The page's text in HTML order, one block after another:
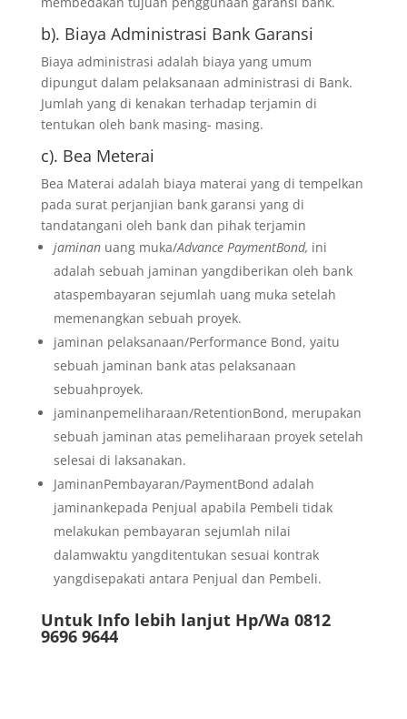
b). Biaya Administrasi Bank Garansi
Biaya administrasi adalah biaya yang umum
dipungut dalam pelaksanaan administrasi di Bank.
Jumlah yang di kenakan terhadap terjamin di
tentukan oleh bank masing- masing.
c). Bea Meterai
Bea Materai adalah biaya materai yang di tempelkan
pada surat perjanjian bank garansi yang di
tandatangani oleh bank dan pihak terjamin
jaminan uang muka/Advance PaymentBond, ini
adalah sebuah jaminan yangdiberikan oleh bank
ataspembayaran sejumlah uang muka setelah
memenangkan sebuah proyek.
jaminan pelaksanaan/Performance Bond, yaitu
sebuah jaminan bank atas pelaksanaan
sebuahproyek.
jaminanpemeliharaan/RetentionBond, merupakan
sebuah jaminan atas pemeliharaan proyek setelah
selesai di laksanakan.
JaminanPembayaran/PaymentBond adalah
jaminankepada Penjual apabila Pembeli tidak
melakukan pembayaran sejumlah nilai
dalamwaktu yangditentukan sesuai kontrak
yangdisepakati antara Penjual dan Pembeli.
Untuk Info lebih lanjut Hp/Wa 0812
9696 9644